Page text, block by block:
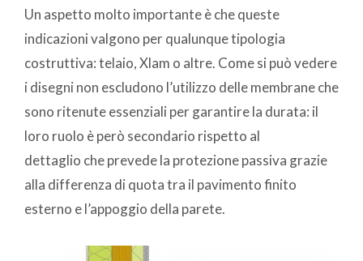
Un aspetto molto importante è che queste
indicazioni valgono per qualunque tipologia
costruttiva: telaio, Xlam o altre. Come si può vedere
i disegni non escludono l’utilizzo delle membrane che
sono ritenute essenziali per garantire la durata: il
loro ruolo è però secondario rispetto al
dettaglio che prevede la protezione passiva grazie
alla differenza di quota tra il pavimento finito
esterno e l’appoggio della parete.